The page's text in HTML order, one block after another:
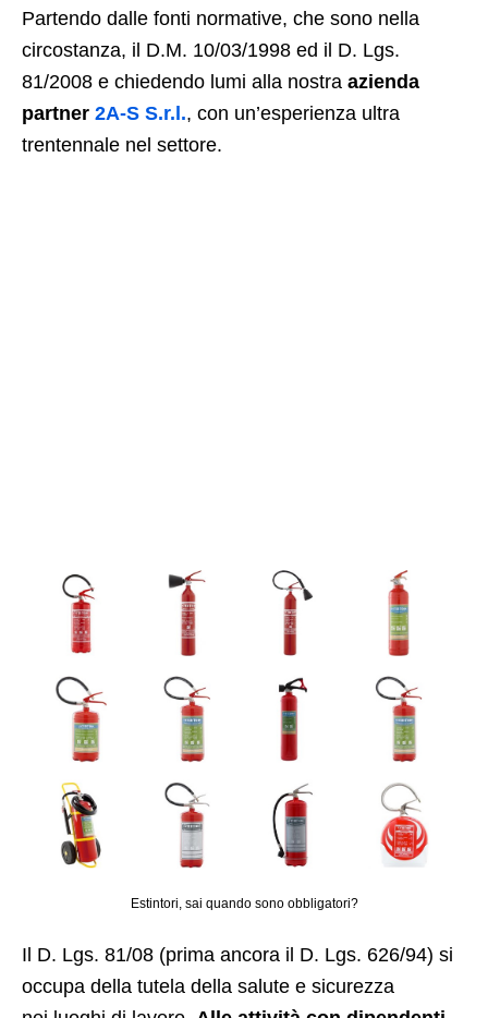
Partendo dalle fonti normative, che sono nella
circostanza, il D.M. 10/03/1998 ed il D. Lgs.
81/2008 e chiedendo lumi alla nostra azienda
partner 2A-S S.r.l., con un’esperienza ultra
trentennale nel settore.
Estintori, sai quando sono obbligatori?
Il D. Lgs. 81/08 (prima ancora il D. Lgs. 626/94) si
occupa della tutela della salute e sicurezza